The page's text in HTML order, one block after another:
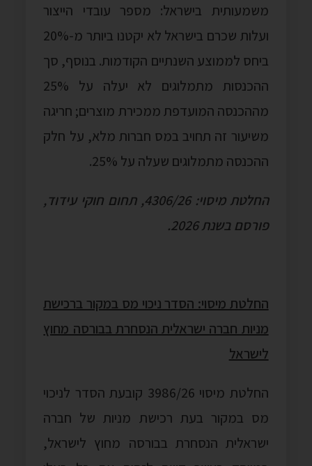
משמעותית בישראל: מספר עובדי הייצור
ועלות שכרם בישראל לא יקטנו ביותר מ-20%
ביחס לממוצע השנתיים הקודמות. בנוסף, סך
ההכנסות מתמלוגים לא יעלה על 25%
מההכנסה המועדפת ממכירת מוצרים; חריגה
משיעור זה תחויב במס חברות מלא, על חלק
ההכנסה מתמלוגים שעלה על 25%.
החלטת מיסוי: 4306/26, תחום חוקי עידוד,
פורסם בשנת 2026.
החלטת מיסוי: הסדר ניכוי מס במקור ברכישת
מניות חברה ישראלית הנסחרת בבורסה מחוץ
לישראל
החלטת מיסוי 3986/26 קובעת הסדר לניכוי
מס במקור בעת רכישת מניות של חברה
ישראלית הנסחרת בבורסה מחוץ לישראל,